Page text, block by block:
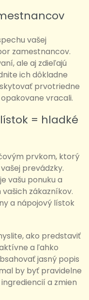
vašej
zamestnancov.
ale aj zdieľajú
ich dôkladne
prvotriedne
vracali.
= hladké
prvkom, ktorý
prevádzky.
vašu ponuku a
zákazníkov.
a nápojový lístok
ako predstaviť
a ľahko
jasný popis
by byť pravidelne
a zmien